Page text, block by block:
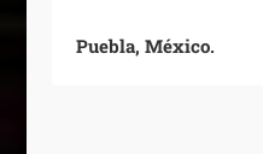
Puebla, México.